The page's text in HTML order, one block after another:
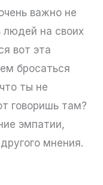
важно не
людей на своих
вот эта
бросаться
ты не
говоришь там?
эмпатии,
мнения.